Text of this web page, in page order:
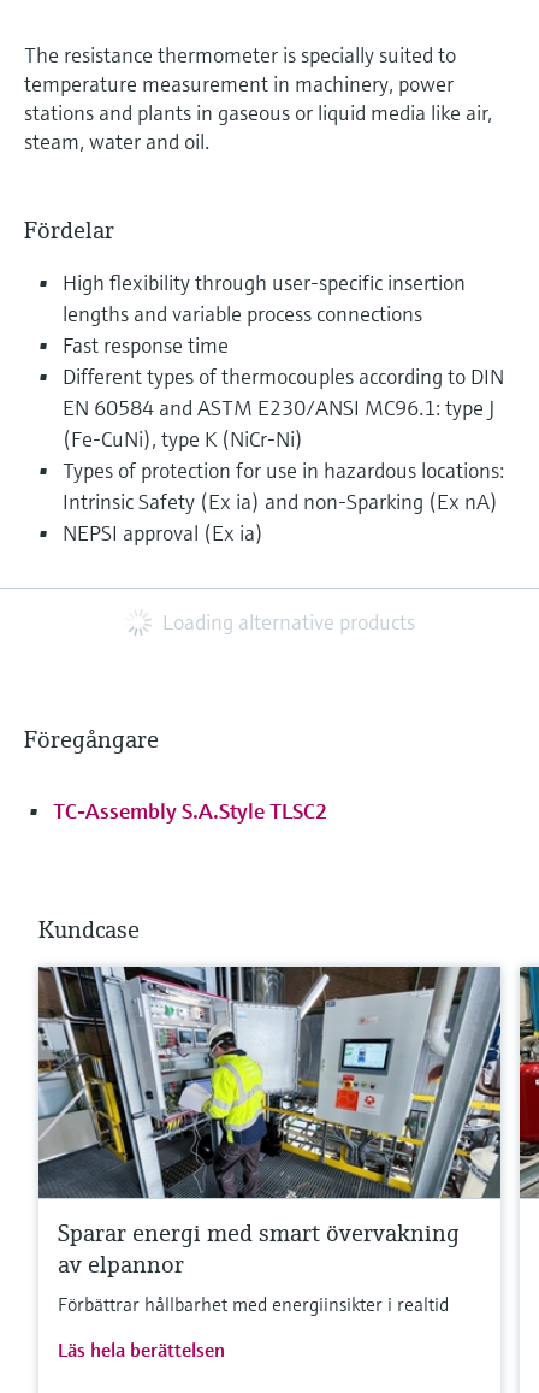
The resistance thermometer is specially suited to
temperature measurement in machinery, power
stations and plants in gaseous or liquid media like air,
steam, water and oil.
Fördelar
High flexibility through user-specific insertion
lengths and variable process connections
Fast response time
Different types of thermocouples according to DIN
EN 60584 and ASTM E230/ANSI MC96.1: type J
(Fe-CuNi), type K (NiCr-Ni)
Types of protection for use in hazardous locations:
Intrinsic Safety (Ex ia) and non-Sparking (Ex nA)
NEPSI approval (Ex ia)
Loading alternative products
Föregångare
TC-Assembly S.A.Style TLSC2
Kundcase
Sparar energi med smart övervakning
av elpannor
Förbättrar hållbarhet med energiinsikter i realtid
Läs hela berättelsen